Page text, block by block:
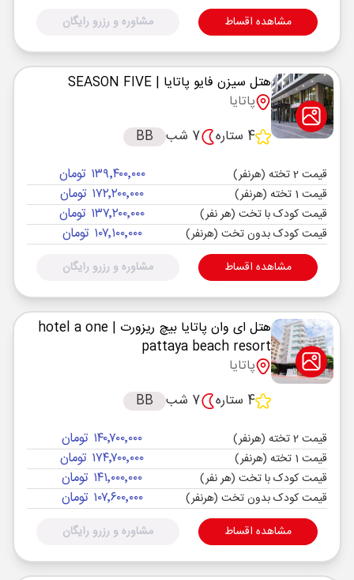
مشاهده اقساط مشاوره و رزرو رایگان
هتل سیزن فایو پاتایا | SEASON FIVE
پاتایا
4 ستاره
7 شب BB
قیمت 2 تخته (هرنفر) ۱۳۹٬۴۰۰٬۰۰۰ تومان
قیمت 1 تخته (هرنفر) ۱۷۲٬۲۰۰٬۰۰۰ تومان
قیمت کودک با تخت (هر نفر) ۱۳۷٬۲۰۰٬۰۰۰ تومان
قیمت کودک بدون تخت (هرنفر) ۱۰۷٬۱۰۰٬۰۰۰ تومان
مشاهده اقساط مشاوره و رزرو رایگان
هتل ای وان پاتایا بیچ ریزورت
| hotel a one
pattaya beach resort
پاتایا
4 ستاره
7 شب BB
قیمت 2 تخته (هرنفر) ۱۴۰٬۷۰۰٬۰۰۰ تومان
قیمت 1 تخته (هرنفر) ۱۷۴٬۷۰۰٬۰۰۰ تومان
قیمت کودک با تخت (هر نفر) ۱۴۱٬۰۰۰٬۰۰۰ تومان
قیمت کودک بدون تخت (هرنفر) ۱۰۷٬۶۰۰٬۰۰۰ تومان
مشاهده اقساط مشاوره و رزرو رایگان